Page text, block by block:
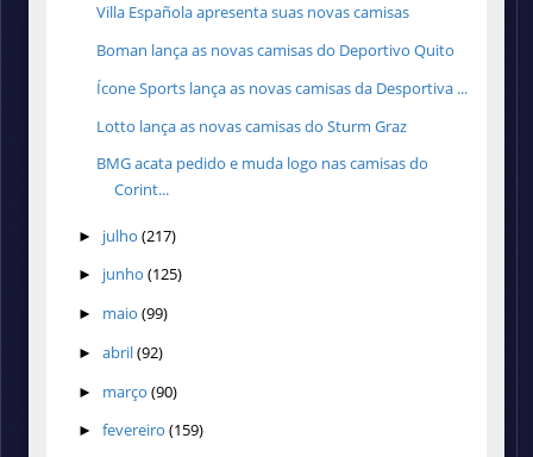
Villa Española apresenta suas novas camisas
Boman lança as novas camisas do Deportivo Quito
Ícone Sports lança as novas camisas da Desportiva ...
Lotto lança as novas camisas do Sturm Graz
BMG acata pedido e muda logo nas camisas do
Corint...
► julho (217)
► junho (125)
► maio (99)
► abril(92)
► março (90)
► fevereiro (159)